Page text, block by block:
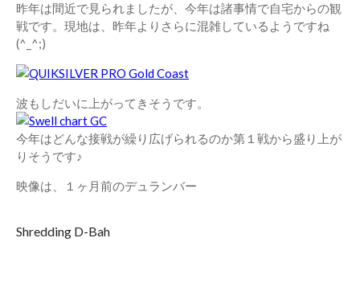
昨年は間近で見られましたが、今年は諸事情で自宅からの観
戦です。現地は、昨年よりさらに混雑しているようですね
(^_^;)
波もしだいに上がってきそうです。
今年はどんな接戦が繰り広げられるのか第１戦から盛り上が
りそうです♪
映像は、１ヶ月前のデュランバー
Shredding D-Bah